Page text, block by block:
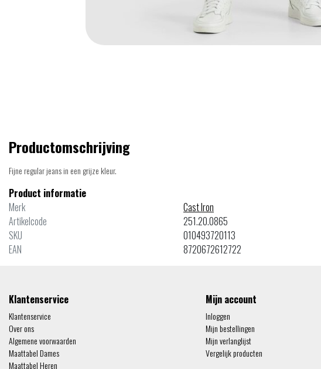
Productomschrijving
Fijne regular jeans in een grijze kleur.
Product informatie
Merk
Cast Iron
Artikelcode
251.20.0865
SKU
010493720113
EAN
8720672612722
Klantenservice
Klantenservice
Over ons
Algemene voorwaarden
Maattabel Dames
Maattabel Heren
Mijn account
Inloggen
Mijn bestellingen
Mijn verlanglijst
Vergelijk producten